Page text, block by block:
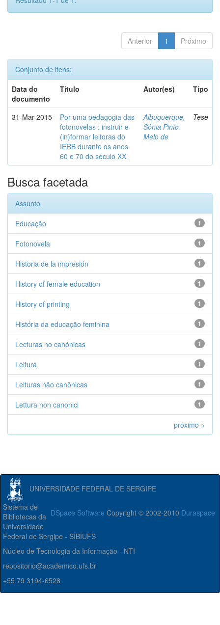
Anterior 1 Próximo
Conjunto de itens:
Data do
documento
Título Autor(es) Tipo
31-Mar-2015
Por uma pedagogia das
fotonovelas : instruir e
(in)formar leitoras do
IERB durante os anos
60 e 70 do século XX
Albuquerque,
Sônia Pinto
Melo de
Tese
Busca facetada
Assunto
1
Educação
1
Fotonovela
1
Historia de la impresión
1
History of female education
1
History of printing
1
História da educação feminina
1
Lecturas no canónicas
1
Leitura
1
Leituras não canônicas
1
Lettura non canonici
próximo >
UNIVERSIDADE FEDERAL DE SERGIPE
DSpace Software Copyright © 2002-2010 Duraspace
Sistema de
Bibliotecas da
Universidade
Federal de Sergipe - SIBIUFS
Núcleo de Tecnologia da Informação - NTI
repositorio@academico.ufs.br
+55 79 3194-6528